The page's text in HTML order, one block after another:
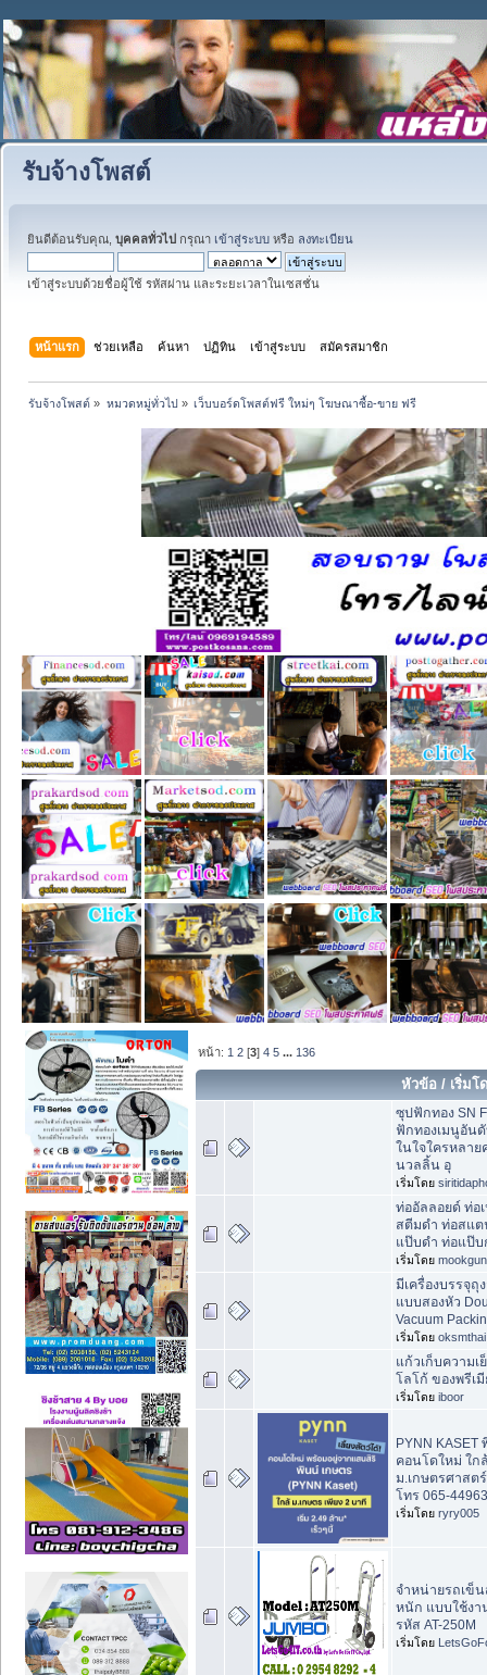
รับจ้างโพสต์
ยินดีต้อนรับคุณ, บุคคลทั่วไป กรุณา เข้าสู่ระบบ หรือ ลงทะเบียน
เข้าสู่ระบบด้วยชื่อผู้ใช้ รหัสผ่าน และระยะเวลาในเซสชั่น
หน้าแรก ช่วยเหลือ ค้นหา ปฏิทิน เข้าสู่ระบบ สมัครสมาชิก
รับจ้างโพสต์ » หมวดหมู่ทั่วไป» เว็บบอร์ดโพสต์ฟรี ใหม่ๆ โฆษณาซื้อ-ขาย ฟรี
หน้า: 1 2 [3]4 5 ... 136
หัวข้อ / เริ่มโ
ซุปฟักทอง SN
ฟักทองเมนูอัน
ในใจใครหลาย
นวลลิ้น อุ
เริ่มโดย
ท่ออัลลอยด์ ท่อ
สตีมดำ ท่อสแต
แป๊บดำ ท่อแป๊
เริ่มโดย
มีเครื่องบรรจุ
แบบสองหัว
Vacuum
เริ่มโดย oksmthai
แก้วเก็บความ
โลโก้ ของพรีเ
เริ่มโดย iboor
PYNN KASET
คอนโดใหม่ ใก
ม.เกษตรศาสต
โทร 065-
เริ่มโดย ryry005
จำหน่ายรถเข็
หนัก แบบใช้งา
รหัส AT-250M
เริ่มโดย